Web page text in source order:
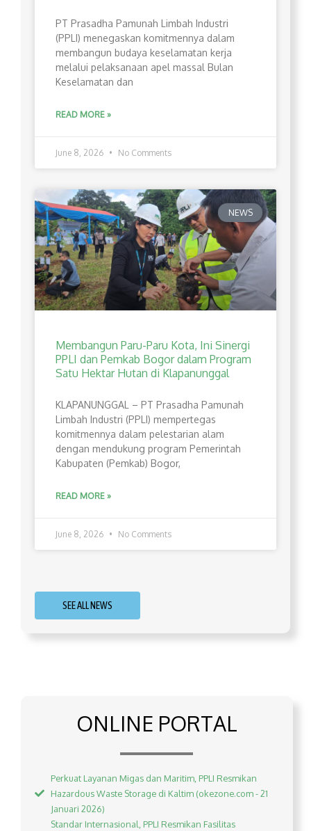
PT Prasadha Pamunah Limbah Industri
(PPLI) menegaskan komitmennya dalam
membangun budaya keselamatan kerja
melalui pelaksanaan apel massal Bulan
Keselamatan dan
READ MORE »
June 8, 2026 No Comments
NEWS
Membangun Paru-Paru Kota, Ini Sinergi
PPLI dan Pemkab Bogor dalam Program
Satu Hektar Hutan di Klapanunggal
​KLAPANUNGGAL – PT Prasadha Pamunah
Limbah Industri (PPLI) mempertegas
komitmennya dalam pelestarian alam
dengan mendukung program Pemerintah
Kabupaten (Pemkab) Bogor,
READ MORE »
June 8, 2026 No Comments
SEE ALL NEWS
ONLINE PORTAL
Perkuat Layanan Migas dan Maritim, PPLI Resmikan
Hazardous Waste Storage di Kaltim (okezone.com - 21
Januari 2026)
Standar Internasional, PPLI Resmikan Fasilitas